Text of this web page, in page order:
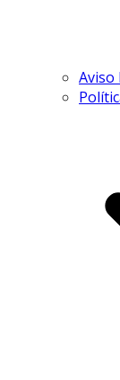
Aviso